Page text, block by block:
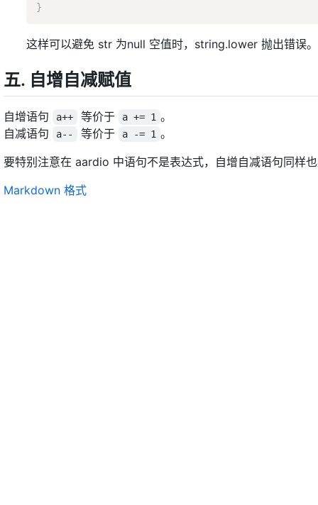
}
这样可以避免 str 为null 空值时，string.lower 抛出错误
五. 自增自减赋值
自增语句 a++ 等价于 a += 1 。
自减语句
a-- 等价于 a -= 1 。
要特别注意在 aardio 中语句不是表达式，自增自减语句同样
Markdown 格式